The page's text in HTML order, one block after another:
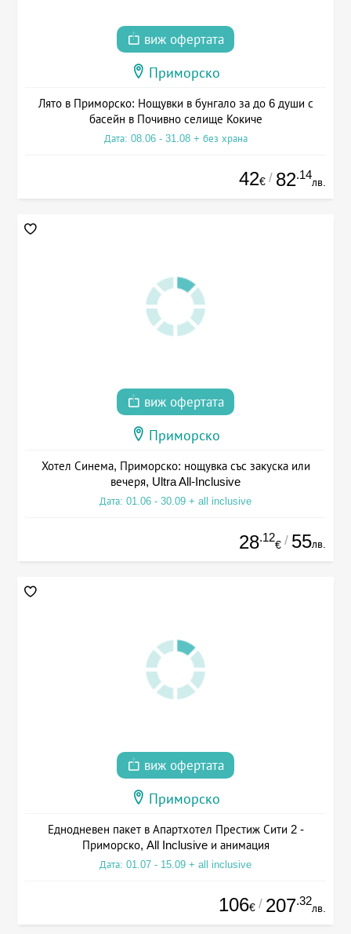
виж офертата
Приморско
Лято в Приморско: Нощувки в бунгало за до 6 души с
басейн в Почивно селище Кокиче
Дата: 08.06 - 31.08 + без храна
42€ / 82.14
лв.
виж офертата
Приморско
Хотел Синема, Приморско: нощувка със закуска или
вечеря, Ultra All-Inclusive
Дата: 01.06 - 30.09 + all inclusive
28.12
€ / 55лв.
виж офертата
Приморско
Еднодневен пакет в Апартхотел Престиж Сити 2 -
Приморско, All Inclusive и анимация
Дата: 01.07 - 15.09 + all inclusive
106€ / 207.32
лв.